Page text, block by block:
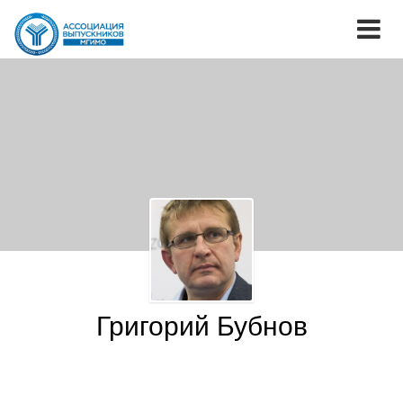
Григорий Бубнов